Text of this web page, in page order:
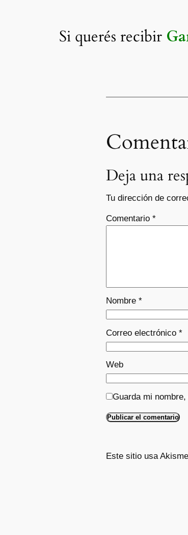
Si querés recibir
Deja una
Tu dirección de
Comentario *
Nombre *
Correo electrónico *
Web
Guarda mi
Este sitio usa